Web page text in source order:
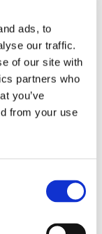
ads, to
our traffic.
of our site with
partners who
you’ve
from your use